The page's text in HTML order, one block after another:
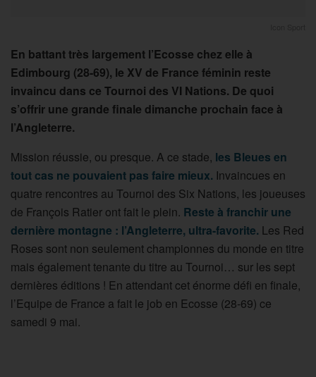
En battant très largement l’Ecosse chez elle à
Edimbourg (28-69), le XV de France féminin reste
invaincu dans ce Tournoi des VI Nations. De quoi
s’offrir une grande finale dimanche prochain face à
l’Angleterre.
Mission réussie, ou presque. A ce stade, les Bleues en
tout cas ne pouvaient pas faire mieux. Invaincues en
quatre rencontres au Tournoi des Six Nations, les joueuses
de François Ratier ont fait le plein. Reste à franchir une
dernière montagne : l’Angleterre, ultra-favorite. Les Red
Roses sont non seulement championnes du monde en titre
mais également tenante du titre au Tournoi… sur les sept
dernières éditions ! En attendant cet énorme défi en finale,
l’Equipe de France a fait le job en Ecosse (28-69) ce
samedi 9 mai.